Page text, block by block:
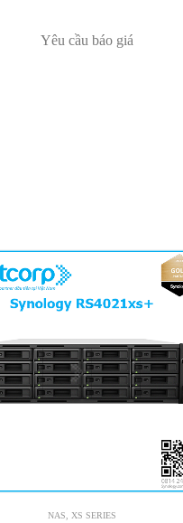
Yêu cầu báo giá
NAS XS SERIES